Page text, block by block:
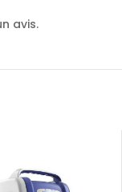
avis.